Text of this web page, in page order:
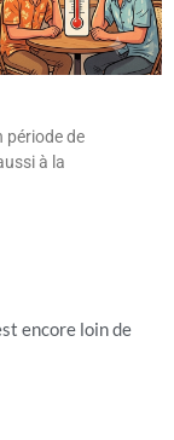
période de
à la
encore loin de